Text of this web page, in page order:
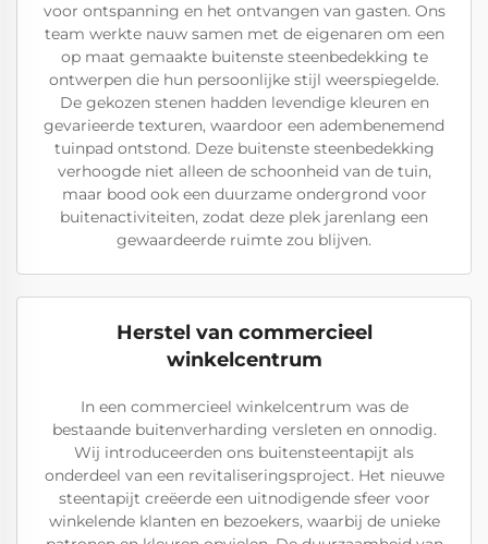
voor ontspanning en het ontvangen van gasten. Ons
team werkte nauw samen met de eigenaren om een
op maat gemaakte buitenste steenbedekking te
ontwerpen die hun persoonlijke stijl weerspiegelde.
De gekozen stenen hadden levendige kleuren en
gevarieerde texturen, waardoor een adembenemend
tuinpad ontstond. Deze buitenste steenbedekking
verhoogde niet alleen de schoonheid van de tuin,
maar bood ook een duurzame ondergrond voor
buitenactiviteiten, zodat deze plek jarenlang een
gewaardeerde ruimte zou blijven.
Herstel van commercieel
winkelcentrum
In een commercieel winkelcentrum was de
bestaande buitenverharding versleten en onnodig.
Wij introduceerden ons buitensteentapijt als
onderdeel van een revitaliseringsproject. Het nieuwe
steentapijt creëerde een uitnodigende sfeer voor
winkelende klanten en bezoekers, waarbij de unieke